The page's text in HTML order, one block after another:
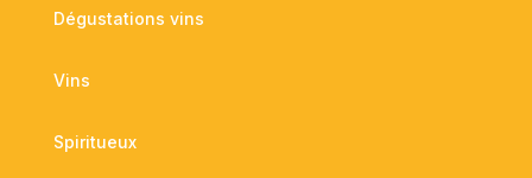
Dégustations vins
Vins
Spiritueux